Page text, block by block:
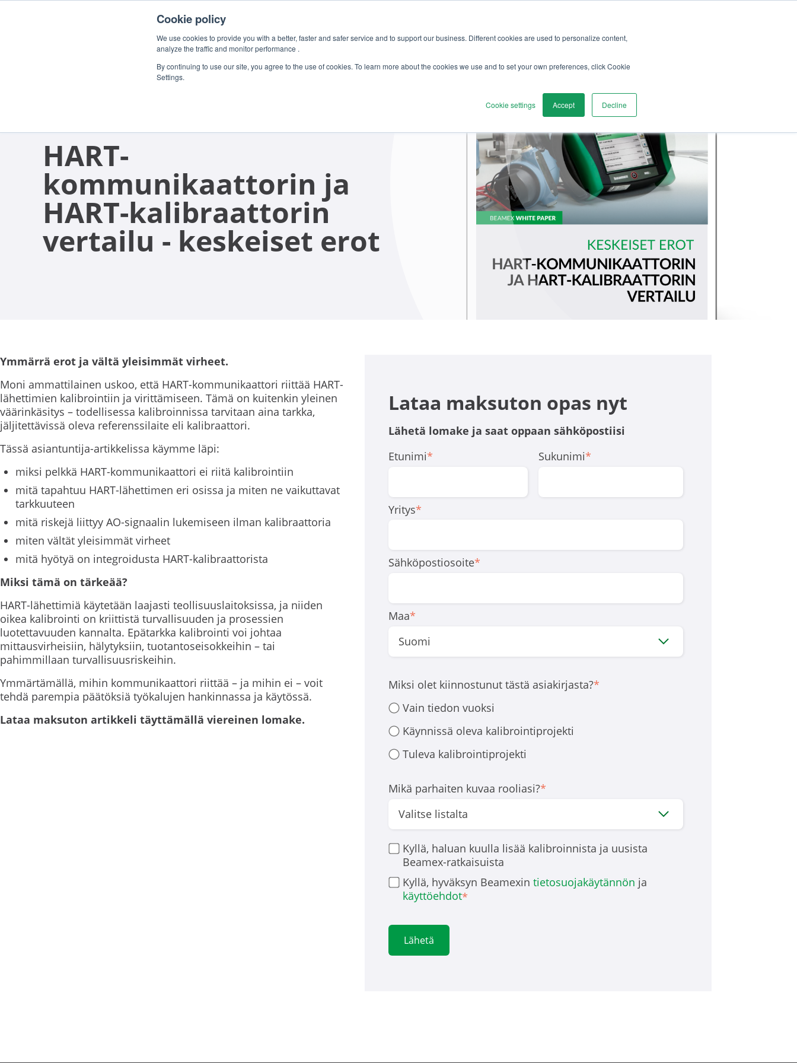
Cookie policy
We use cookies to provide you with a better, faster and safer service and to support our business. Different cookies are used to personalize content,
analyze the traffic and monitor performance .
By continuing to use our site, you agree to the use of cookies. To learn more about the cookies we use and to set your own preferences, click Cookie
Settings.
Cookie settings Accept Decline
HART-
kommunikaattorin ja
HART-kalibraattorin
vertailu - keskeiset erot
Ymmärrä erot ja vältä yleisimmät virheet.
Moni ammattilainen uskoo, että HART-kommunikaattori riittää HART-
lähettimien kalibrointiin ja virittämiseen. Tämä on kuitenkin yleinen
väärinkäsitys – todellisessa kalibroinnissa tarvitaan aina tarkka,
jäljitettävissä oleva referenssilaite eli kalibraattori.
Tässä asiantuntija-artikkelissa käymme läpi:
miksi pelkkä HART-kommunikaattori ei riitä kalibrointiin
mitä tapahtuu HART-lähettimen eri osissa ja miten ne vaikuttavat
tarkkuuteen
mitä riskejä liittyy AO-signaalin lukemiseen ilman kalibraattoria
miten vältät yleisimmät virheet
mitä hyötyä on integroidusta HART-kalibraattorista
Miksi tämä on tärkeää?
HART-lähettimiä käytetään laajasti teollisuuslaitoksissa, ja niiden
oikea kalibrointi on kriittistä turvallisuuden ja prosessien
luotettavuuden kannalta. Epätarkka kalibrointi voi johtaa
mittausvirheisiin, hälytyksiin, tuotantoseisokkeihin – tai
pahimmillaan turvallisuusriskeihin.
Ymmärtämällä, mihin kommunikaattori riittää – ja mihin ei – voit
tehdä parempia päätöksiä työkalujen hankinnassa ja käytössä.
Lataa maksuton artikkeli täyttämällä viereinen lomake.
Lataa maksuton opas nyt
Lähetä lomake ja saat oppaan sähköpostiisi
Etunimi* Sukunimi*
Yritys*
Sähköpostiosoite*
Maa*
Miksi olet kiinnostunut tästä asiakirjasta?*
Vain tiedon vuoksi
Käynnissä oleva kalibrointiprojekti
Tuleva kalibrointiprojekti
Mikä parhaiten kuvaa rooliasi?*
Kyllä, haluan kuulla lisää kalibroinnista ja uusista
Beamex-ratkaisuista
Kyllä, hyväksyn Beamexintietosuojakäytännön ja
käyttöehdot*